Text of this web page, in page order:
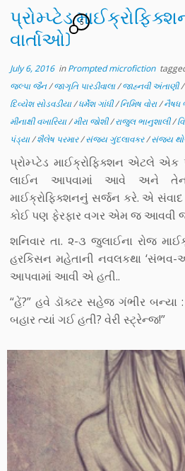
પ્રોમ્પ્ટેડ
વાર્તાઓ)
5
July 6, 2016inPrompted microfiction
જલ્પા જૈન/જાગૃતિ પારડીવાલા/જાહ્નવી અંતાણી/
દિવ્યેશ સોડવડીયા/ધર્મેશ ગાંધી/નિમિષ વોરા/નૈષધ
મીનાક્ષી વખારિયા/મીરા જોશી/રાજુલ ભાનુશાલી/
પંડ્યા/શૈલેષ પરમાર/સંજય ગુંદલાવકર/સંજય
પ્રોમ્પ્ટેડ માઈક્રોફિક્શન એટલે
લાઈન આપવામાં આવે અને તેના
માઈક્રોફિક્શનનુંં સર્જન કરે. એ સંવાદ
કોઈ પણ ફેરફાર વગર એમ જ આવવી
શનિવાર તા. ૨-૩ જુલાઈના રોજ
હરકિસન મહેતાની નવલકથા ‘સંભવ-
આપવામાં આવી એ હતી..
“હેં?” હવે ડૉક્ટર સહેજ ગંભીર બન્યા
બહાર ત્યાં ગઈ હતી? વેરી સ્ટ્રેન્જ!”